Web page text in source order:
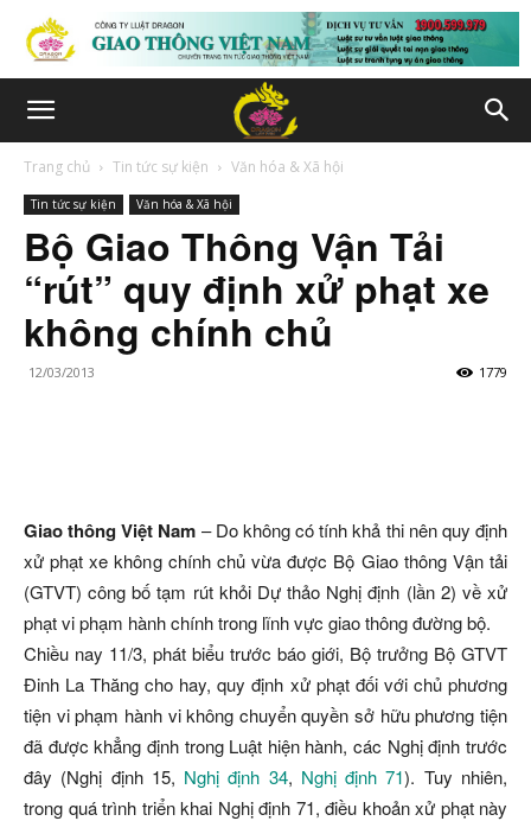
Trang chủ Tin tức sự kiện Văn hóa & Xã hội
Tin tức sự kiện Văn hóa & Xã hội
Bộ Giao Thông Vận Tải
“rút” quy định xử phạt xe
không chính chủ
12/03/2013 1779
Giao thông Việt Nam – Do không có tính khả thi nên quy định
xử phạt xe không chính chủ vừa được Bộ Giao thông Vận tải
(GTVT) công bố tạm rút khỏi Dự thảo Nghị định (lần 2) về xử
phạt vi phạm hành chính trong lĩnh vực giao thông đường bộ.
Chiều nay 11/3, phát biểu trước báo giới, Bộ trưởng Bộ GTVT
Đinh La Thăng cho hay, quy định xử phạt đối với chủ phương
tiện vi phạm hành vi không chuyển quyền sở hữu phương tiện
đã được khẳng định trong Luật hiện hành, các Nghị định trước
đây (Nghị định 15, Nghị định 34, Nghị định 71). Tuy nhiên,
trong quá trình triển khai Nghị định 71, điều khoản xử phạt này